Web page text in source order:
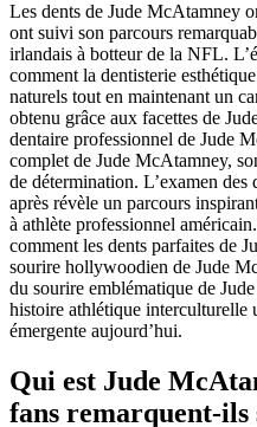
Les dents de Jude McAtamney
ont suivi son parcours
irlandais à botteur de la NFL.
comment la dentisterie
naturels tout en maintenant un
obtenu grâce aux facettes de
dentaire professionnel de Jude
complet de Jude McAtamney,
de détermination. L’examen
après révèle un parcours
à athlète professionnel
comment les dents parfaites de
sourire hollywoodien de Jude
du sourire emblématique de
histoire athlétique interculturelle
émergente aujourd’hui.
Qui est Jude
fans remarquent-ils